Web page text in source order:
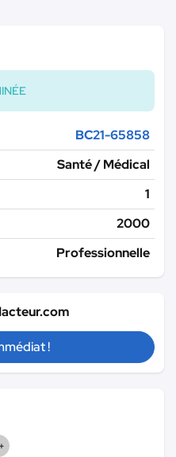
BC21-65858
Santé / Médical
1
2000
Professionnelle
!